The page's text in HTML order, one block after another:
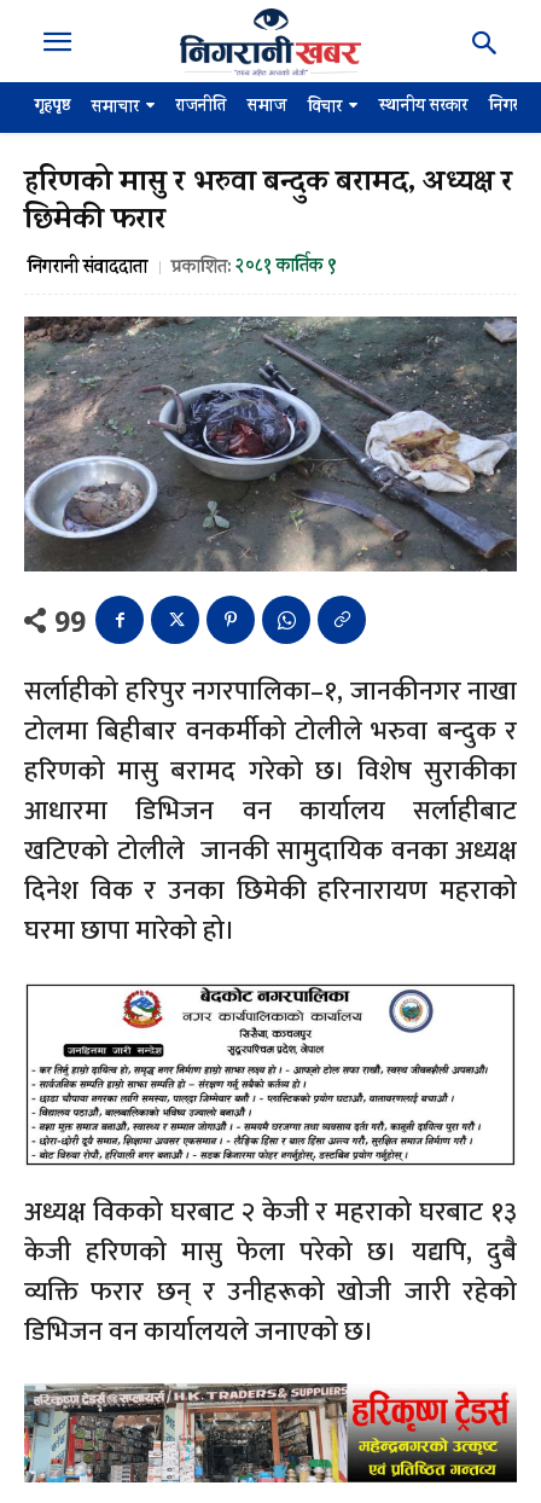
गृहपृष्ठ समाचार राजनीति समाज विचार स्थानीय सरकार
हरिणको मासु र भरुवा बन्दुक बरामद, अध्यक्ष र
छिमेकी फरार
निगरानी संवाददाता प्रकाशित:२०८१ कार्तिक ९
99
सर्लाहीको हरिपुर नगरपालिका–१, जानकीनगर नाखा
टोलमा बिहीबार वनकर्मीको टोलीले भरुवा बन्दुक र
हरिणको मासु बरामद गरेको छ। विशेष सुराकीका
आधारमा डिभिजन वन कार्यालय सर्लाहीबाट
खटिएको टोलीले जानकी सामुदायिक वनका अध्यक्ष
दिनेश विक र उनका छिमेकी हरिनारायण महराको
घरमा छापा मारेको हो।
अध्यक्ष विकको घरबाट २ केजी र महराको घरबाट १३
केजी हरिणको मासु फेला परेको छ। यद्यपि, दुबै
व्यक्ति फरार छन् र उनीहरूको खोजी जारी रहेको
डिभिजन वन कार्यालयले जनाएको छ।